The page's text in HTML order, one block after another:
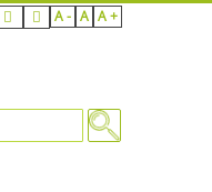
A - A A +